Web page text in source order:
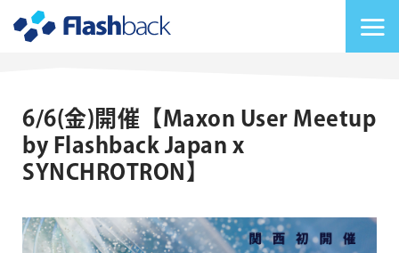
6/6(金)開催【Maxon User Meetup
by Flashback Japan x
SYNCHROTRON】